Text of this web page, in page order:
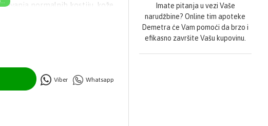
normalnih kostiju, kože,
Viber Whatsapp
Imate pitanja u vezi Vaše
narudžbine? Online tim apoteke
Demetra će Vam pomoći da brzo i
efikasno završite Vašu kupovinu.